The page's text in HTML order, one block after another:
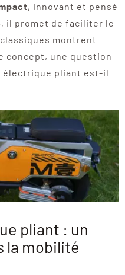
, innovant et pensé
, il promet de faciliter le
montrent
concept, une question
électrique pliant est-il
pliant : un
la mobilité